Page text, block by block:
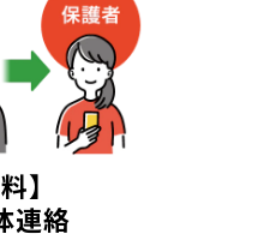
】
連絡